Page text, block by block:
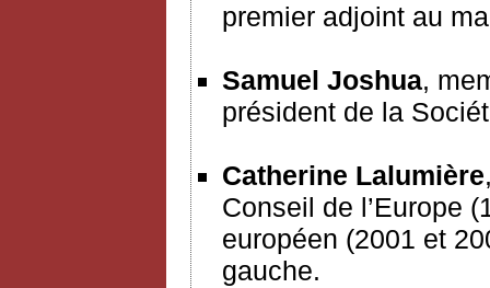
premier adjoint au
Samuel Joshua,
président de la
Catherine Lalumière
Conseil de l’Europe
européen (2001 et
gauche.